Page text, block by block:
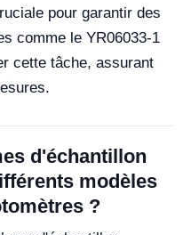
pour garantir des
comme le YR06033-1
cette tâche, assurant
d'échantillon
modèles
?